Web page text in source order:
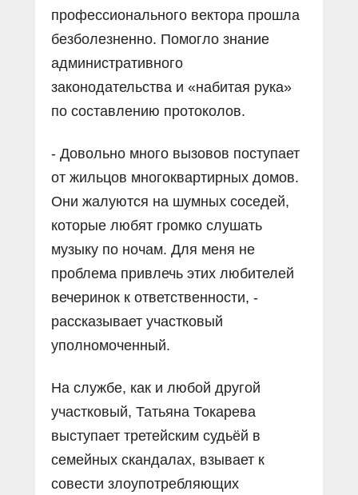
профессионального вектора прошла
безболезненно. Помогло знание
административного
законодательства и «набитая рука»
по составлению протоколов.
- Довольно много вызовов поступает
от жильцов многоквартирных домов.
Они жалуются на шумных соседей,
которые любят громко слушать
музыку по ночам. Для меня не
проблема привлечь этих любителей
вечеринок к ответственности, -
рассказывает участковый
уполномоченный.
На службе, как и любой другой
участковый, Татьяна Токарева
выступает третейским судьёй в
семейных скандалах, взывает к
совести злоупотребляющих